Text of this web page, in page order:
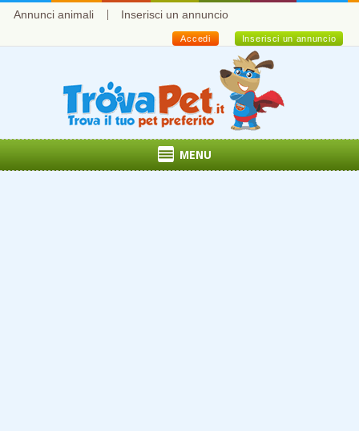
Annunci animali Inserisci un annuncio
Inserisci un annuncio
Accedi
MENU